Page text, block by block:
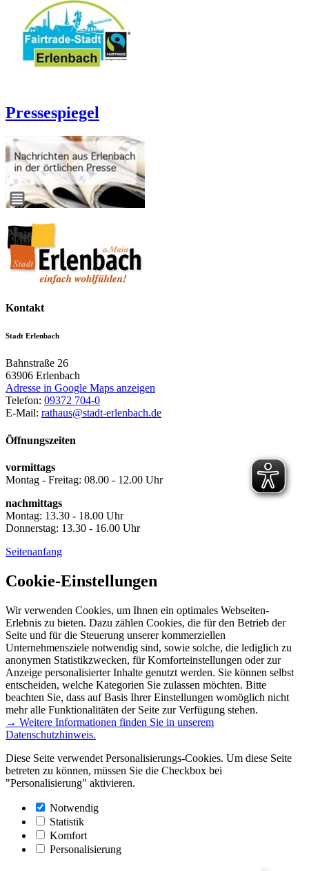
Pressespiegel
Kontakt
Stadt Erlenbach
Bahnstraße 26
63906 Erlenbach
Adresse in Google Maps anzeigen
Telefon: 09372 704-0
E-Mail: rathaus@stadt-erlenbach.de
Öffnungszeiten
vormittags
Montag - Freitag: 08.00 - 12.00 Uhr
nachmittags
Montag: 13.30 - 18.00 Uhr
Donnerstag: 13.30 - 16.00 Uhr
Seitenanfang
Cookie-Einstellungen
Wir verwenden Cookies, um Ihnen ein optimales Webseiten-
Erlebnis zu bieten. Dazu zählen Cookies, die für den Betrieb der
Seite und für die Steuerung unserer kommerziellen
Unternehmensziele notwendig sind, sowie solche, die lediglich zu
anonymen Statistikzwecken, für Komforteinstellungen oder zur
Anzeige personalisierter Inhalte genutzt werden. Sie können selbst
entscheiden, welche Kategorien Sie zulassen möchten. Bitte
beachten Sie, dass auf Basis Ihrer Einstellungen womöglich nicht
mehr alle Funktionalitäten der Seite zur Verfügung stehen.
→ Weitere Informationen finden Sie in unserem
Datenschutzhinweis.
Diese Seite verwendet Personalisierungs-Cookies. Um diese Seite
betreten zu können, müssen Sie die Checkbox bei
"Personalisierung" aktivieren.
Notwendig
Statistik
Komfort
Personalisierung